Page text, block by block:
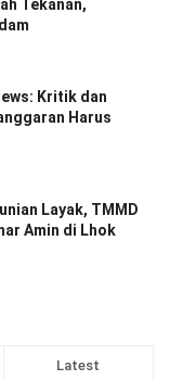
Tekanan,
Kritik dan
Harus
Layak, TMMD
Amin di Lhok
Latest